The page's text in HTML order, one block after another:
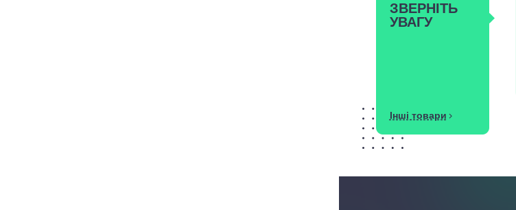
ЗВЕРНІТЬ
УВАГУ
Інші товари